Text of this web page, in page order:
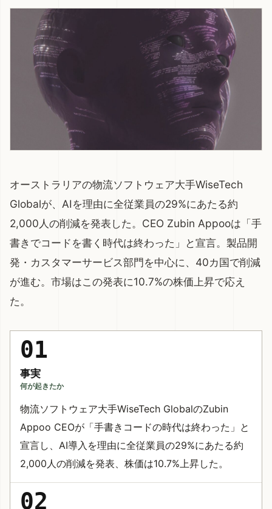
オーストラリアの物流ソフトウェア大手WiseTech
Globalが、AIを理由に全従業員の29%にあたる約
2,000人の削減を発表した。CEO Zubin Appooは「手
書きでコードを書く時代は終わった」と宣言。製品開
発・カスタマーサービス部門を中心に、40カ国で削減
が進む。市場はこの発表に10.7%の株価上昇で応え
た。
01
事実
何が起きたか
物流ソフトウェア大手WiseTech GlobalのZubin
Appoo CEOが「手書きコードの時代は終わった」と
宣言し、AI導入を理由に全従業員の29%にあたる約
2,000人の削減を発表、株価は10.7%上昇した。
02